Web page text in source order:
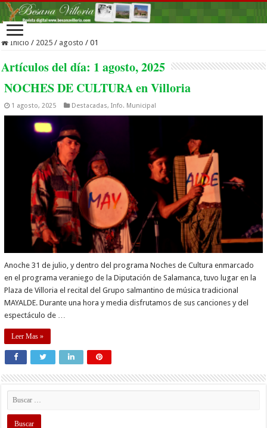
Inicio / 2025 / agosto / 01
Artículos del día: 1 agosto, 2025
NOCHES DE CULTURA en Villoria
1 agosto, 2025 Destacadas,Info. Municipal
Anoche 31 de julio, y dentro del programa Noches de Cultura enmarcado
en el programa veraniego de la Diputación de Salamanca, tuvo lugar en la
Plaza de Villoria el recital del Grupo salmantino de música tradicional
MAYALDE. Durante una hora y media disfrutamos de sus canciones y del
espectáculo de …
Leer Mas »